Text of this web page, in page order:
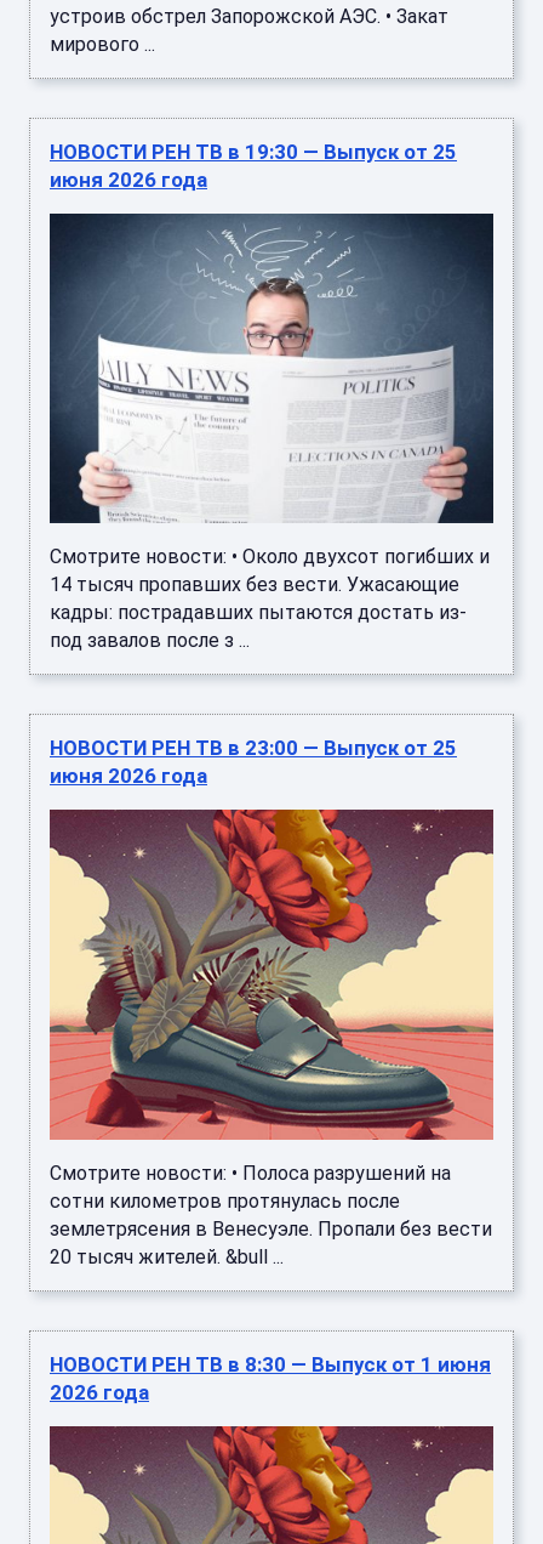
устроив обстрел Запорожской АЭС. • Закат
мирового ...
НОВОСТИ РЕН ТВ в 19:30 — Выпуск от 25
июня 2026 года
Смотрите новости: • Около двухсот погибших и
14 тысяч пропавших без вести. Ужасающие
кадры: пострадавших пытаются достать из-
под завалов после з ...
НОВОСТИ РЕН ТВ в 23:00 — Выпуск от 25
июня 2026 года
Смотрите новости: • Полоса разрушений на
сотни километров протянулась после
землетрясения в Венесуэле. Пропали без вести
20 тысяч жителей. &bull ...
НОВОСТИ РЕН ТВ в 8:30 — Выпуск от 1 июня
2026 года